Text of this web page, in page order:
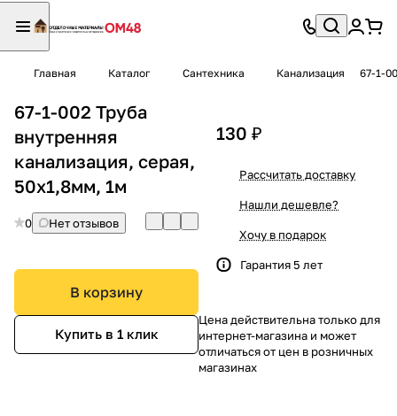
Главная Каталог Сантехника Канализация 67-1-
67-1-002 Труба
внутренняя
канализация, серая,
50х1,8мм, 1м
0 Нет отзывов
В корзину
Купить в 1 клик
130 ₽
Рассчитать доставку
Нашли дешевле?
Хочу в подарок
Гарантия 5 лет
Цена действительна только для
интернет-магазина и может
отличаться от цен в розничных
магазинах